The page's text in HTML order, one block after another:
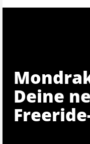
Deine